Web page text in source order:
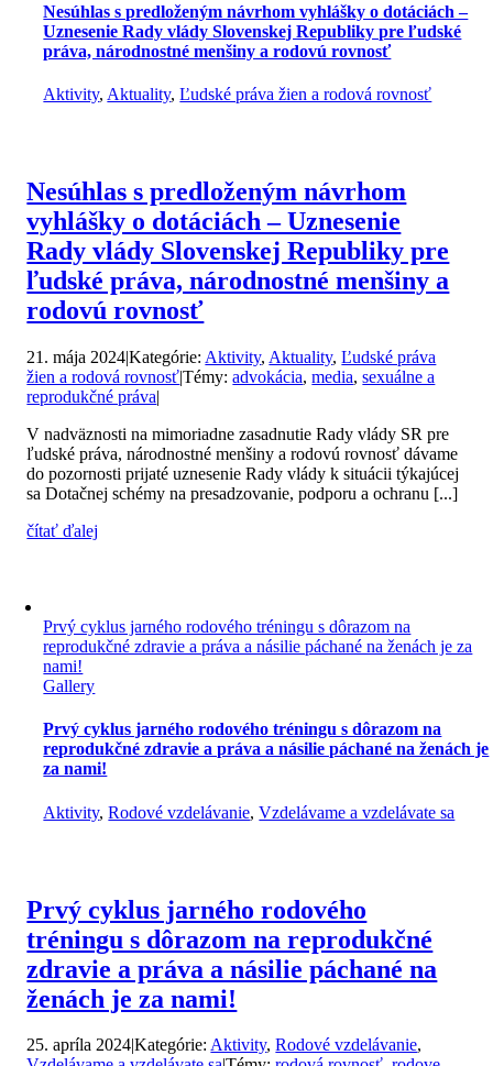
Nesúhlas s predloženým návrhom vyhlášky o dotáciách –
Uznesenie Rady vlády Slovenskej Republiky pre ľudské
práva, národnostné menšiny a rodovú rovnosť
Aktivity, Aktuality,Ľudské práva žien a rodová rovnosť
Nesúhlas s predloženým návrhom
vyhlášky o dotáciách – Uznesenie
Rady vlády Slovenskej Republiky pre
ľudské práva, národnostné menšiny a
rodovú rovnosť
21. mája 2024|Kategórie: Aktivity, Aktuality,Ľudské práva
žien a rodová rovnosť|Témy:advokácia,media,sexuálne a
reprodukčné práva|
V nadväznosti na mimoriadne zasadnutie Rady vlády SR pre
ľudské práva, národnostné menšiny a rodovú rovnosť dávame
do pozornosti prijaté uznesenie Rady vlády k situácii týkajúcej
sa Dotačnej schémy na presadzovanie, podporu a ochranu [...]
čítať ďalej
Prvý cyklus jarného rodového tréningu s dôrazom na
reprodukčné zdravie a práva a násilie páchané na ženách je za
nami!
Gallery
Prvý cyklus jarného rodového tréningu s dôrazom na
reprodukčné zdravie a práva a násilie páchané na ženách je
za nami!
Aktivity,Rodové vzdelávanie,Vzdelávame a vzdelávate sa
Prvý cyklus jarného rodového
tréningu s dôrazom na reprodukčné
zdravie a práva a násilie páchané na
ženách je za nami!
25. apríla 2024|Kategórie:Aktivity,Rodové vzdelávanie,